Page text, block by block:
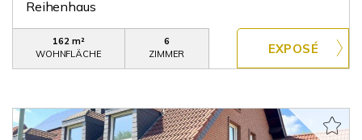
Reihenhaus
162 m²
WOHNFLÄCHE
6
ZIMMER